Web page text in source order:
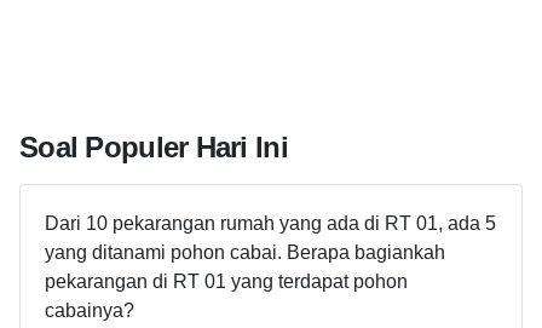
Soal Populer Hari Ini
Dari 10 pekarangan rumah yang ada di RT 01, ada 5
yang ditanami pohon cabai. Berapa bagiankah
pekarangan di RT 01 yang terdapat pohon
cabainya?